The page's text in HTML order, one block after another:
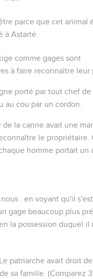
parce que cet animal
à Astarté.
comme gages sont
à faire reconnaître leur
porté par tout chef
au cou par un cordon.
de la canne avait une
le propriétaire.
homme portait un
: en voyant qu'il
gage beaucoup plus
la possession duquel il
Le patriarche avait droit
sa famille. (Comparez